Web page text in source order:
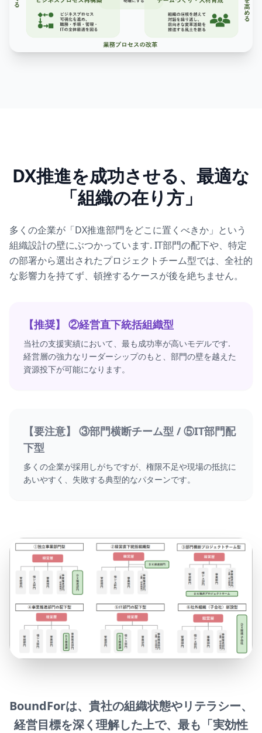
DX推進を成功させる、最適な
「組織の在り方」
多くの企業が「DX推進部門をどこに置くべきか」という
組織設計の壁にぶつかっています. IT部門の配下や、特定
の部署から選出されたプロジェクトチーム型では、全社的
な影響力を持てず、頓挫するケースが後を絶ちません。
【推奨】 ②経営直下統括組織型
当社の支援実績において、最も成功率が高いモデルです.
経営層の強力なリーダーシップのもと、部門の壁を越えた
資源投下が可能になります。
【要注意】 ③部門横断チーム型 / ⑤IT部門配
下型
多くの企業が採用しがちですが、権限不足や現場の抵抗に
あいやすく、失敗する典型的なパターンです。
BoundForは、貴社の組織状態やリテラシー、
経営目標を深く理解した上で、 最も「実効性